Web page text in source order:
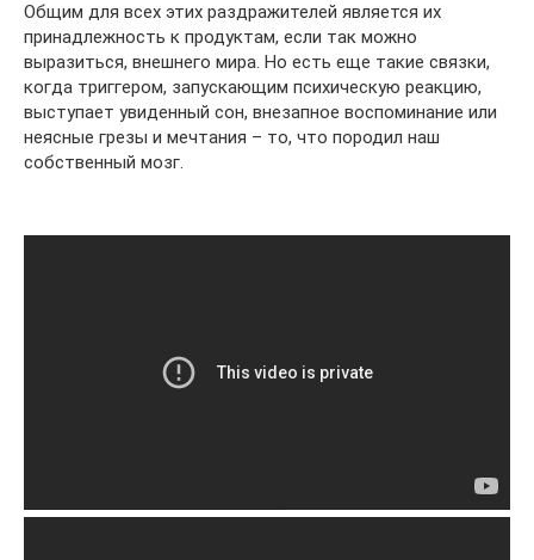
Общим для всех этих раздражителей является их
принадлежность к продуктам, если так можно
выразиться, внешнего мира. Но есть еще такие связки,
когда триггером, запускающим психическую реакцию,
выступает увиденный сон, внезапное воспоминание или
неясные грезы и мечтания – то, что породил наш
собственный мозг.